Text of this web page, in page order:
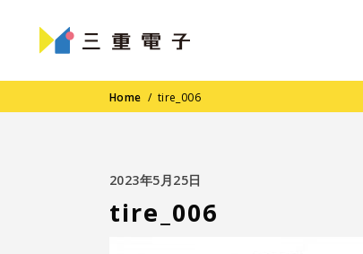
Home / tire_006
2023年5月25日
tire_006